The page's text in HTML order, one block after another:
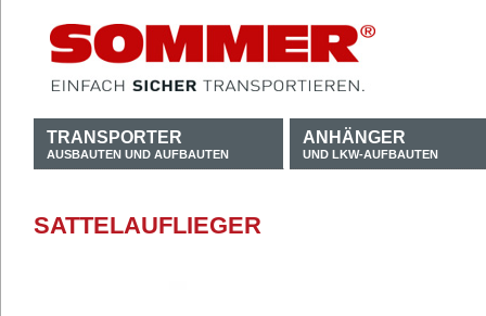
TRANSPORTER
AUSBAUTEN UND AUFBAUTEN
ANHÄNGER
UND LKW-AUFBAUTEN
SATTELAUFLIEGER